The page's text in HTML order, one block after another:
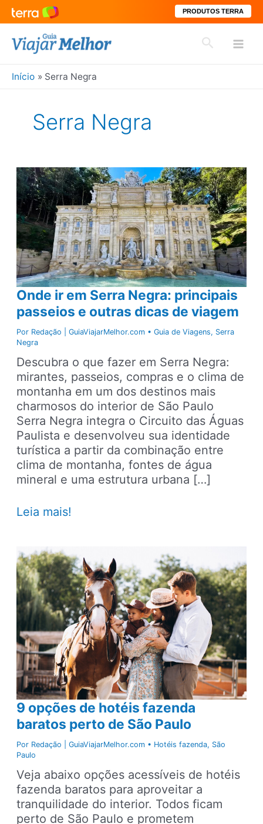
PRODUTOS TERRA
para
conteúdo
Pesquisar
Início Serra Negra
Serra Negra
Onde ir em Serra Negra: principais
passeios e outras dicas de viagem
Por Redação | GuiaViajarMelhor.com •Guia de Viagens, Serra
Negra
Descubra o que fazer em Serra Negra:
mirantes, passeios, compras e o clima de
montanha em um dos destinos mais
charmosos do interior de São Paulo
Serra Negra integra o Circuito das Águas
Paulista e desenvolveu sua identidade
turística a partir da combinação entre
clima de montanha, fontes de água
mineral e uma estrutura urbana […]
Onde
Serra
Negra:
principais
passeios
e
outras
dicas
de
viagem
Leia mais!
9 opções de hotéis fazenda
baratos perto de São Paulo
Por Redação | GuiaViajarMelhor.com • Hotéis fazenda, São
Paulo
Veja abaixo opções acessíveis de hotéis
fazenda baratos para aproveitar a
tranquilidade do interior. Todos ficam
perto de São Paulo e prometem